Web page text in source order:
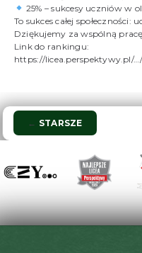
25% – sukcesy uczniów w
To sukces całej
Dziękujemy za wspólną
Link do rankingu:
https://licea.perspektywy.pl/
Nawigacja
wpisu
← STARSZE